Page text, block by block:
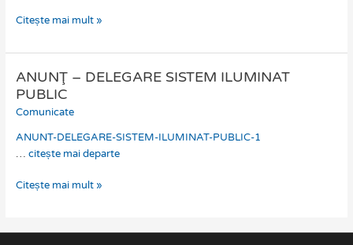
–
VITEAZU
Citește mai mult »
ANUNŢ – DELEGARE SISTEM ILUMINAT
PUBLIC
Comunicate
ANUNT-DELEGARE-SISTEM-ILUMINAT-PUBLIC-1
… citește mai departe
ANUNŢ
–
DELEGARE
ILUMINAT
PUBLIC
Citește mai mult »